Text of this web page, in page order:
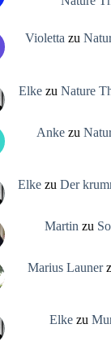
Violetta zu
Elkezu Nature
Ankezu
Elkezu Der
Martin zu
Marius Launer
Elkezu